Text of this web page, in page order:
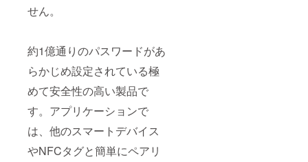
せん。
約1億通りのパスワードがあ
らかじめ設定されている極
めて安全性の高い製品で
す。アプリケーションで
は、他のスマートデバイス
やNFCタグと簡単にペアリ